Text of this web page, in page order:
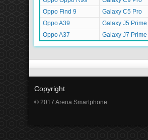
Oppo Find 9
Galaxy C5 Pro
Oppo A39
Galaxy J5 Prime
Oppo A37
Galaxy J7 Prime
Copyright
© 2017 Arena Smartphone.